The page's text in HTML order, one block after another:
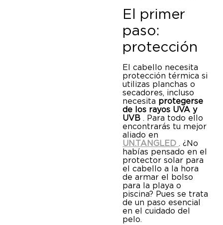
El primer
paso:
protección
El cabello necesita
protección térmica si
utilizas planchas o
secadores, incluso
necesita protegerse
de los rayos UVA y
UVB . Para todo ello
encontrarás tu mejor
aliado en
UN.TANGLED . ¿No
habías pensado en el
protector solar para
el cabello a la hora
de armar el bolso
para la playa o
piscina? Pues se trata
de un paso esencial
en el cuidado del
pelo.